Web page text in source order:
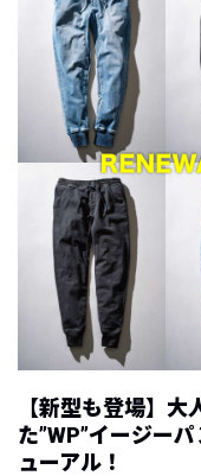
【新型も登場】大
た”WP”イージー
ューアル！